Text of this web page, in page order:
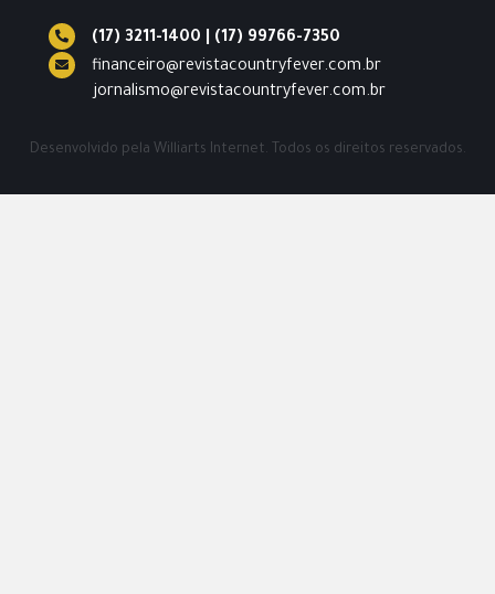
(17) 3211-1400
(17) 99766-7350
financeiro@revistacountryfever.com.br
jornalismo@revistacountryfever.com.br
Desenvolvido pela Williarts Internet. Todos os direitos reservados.